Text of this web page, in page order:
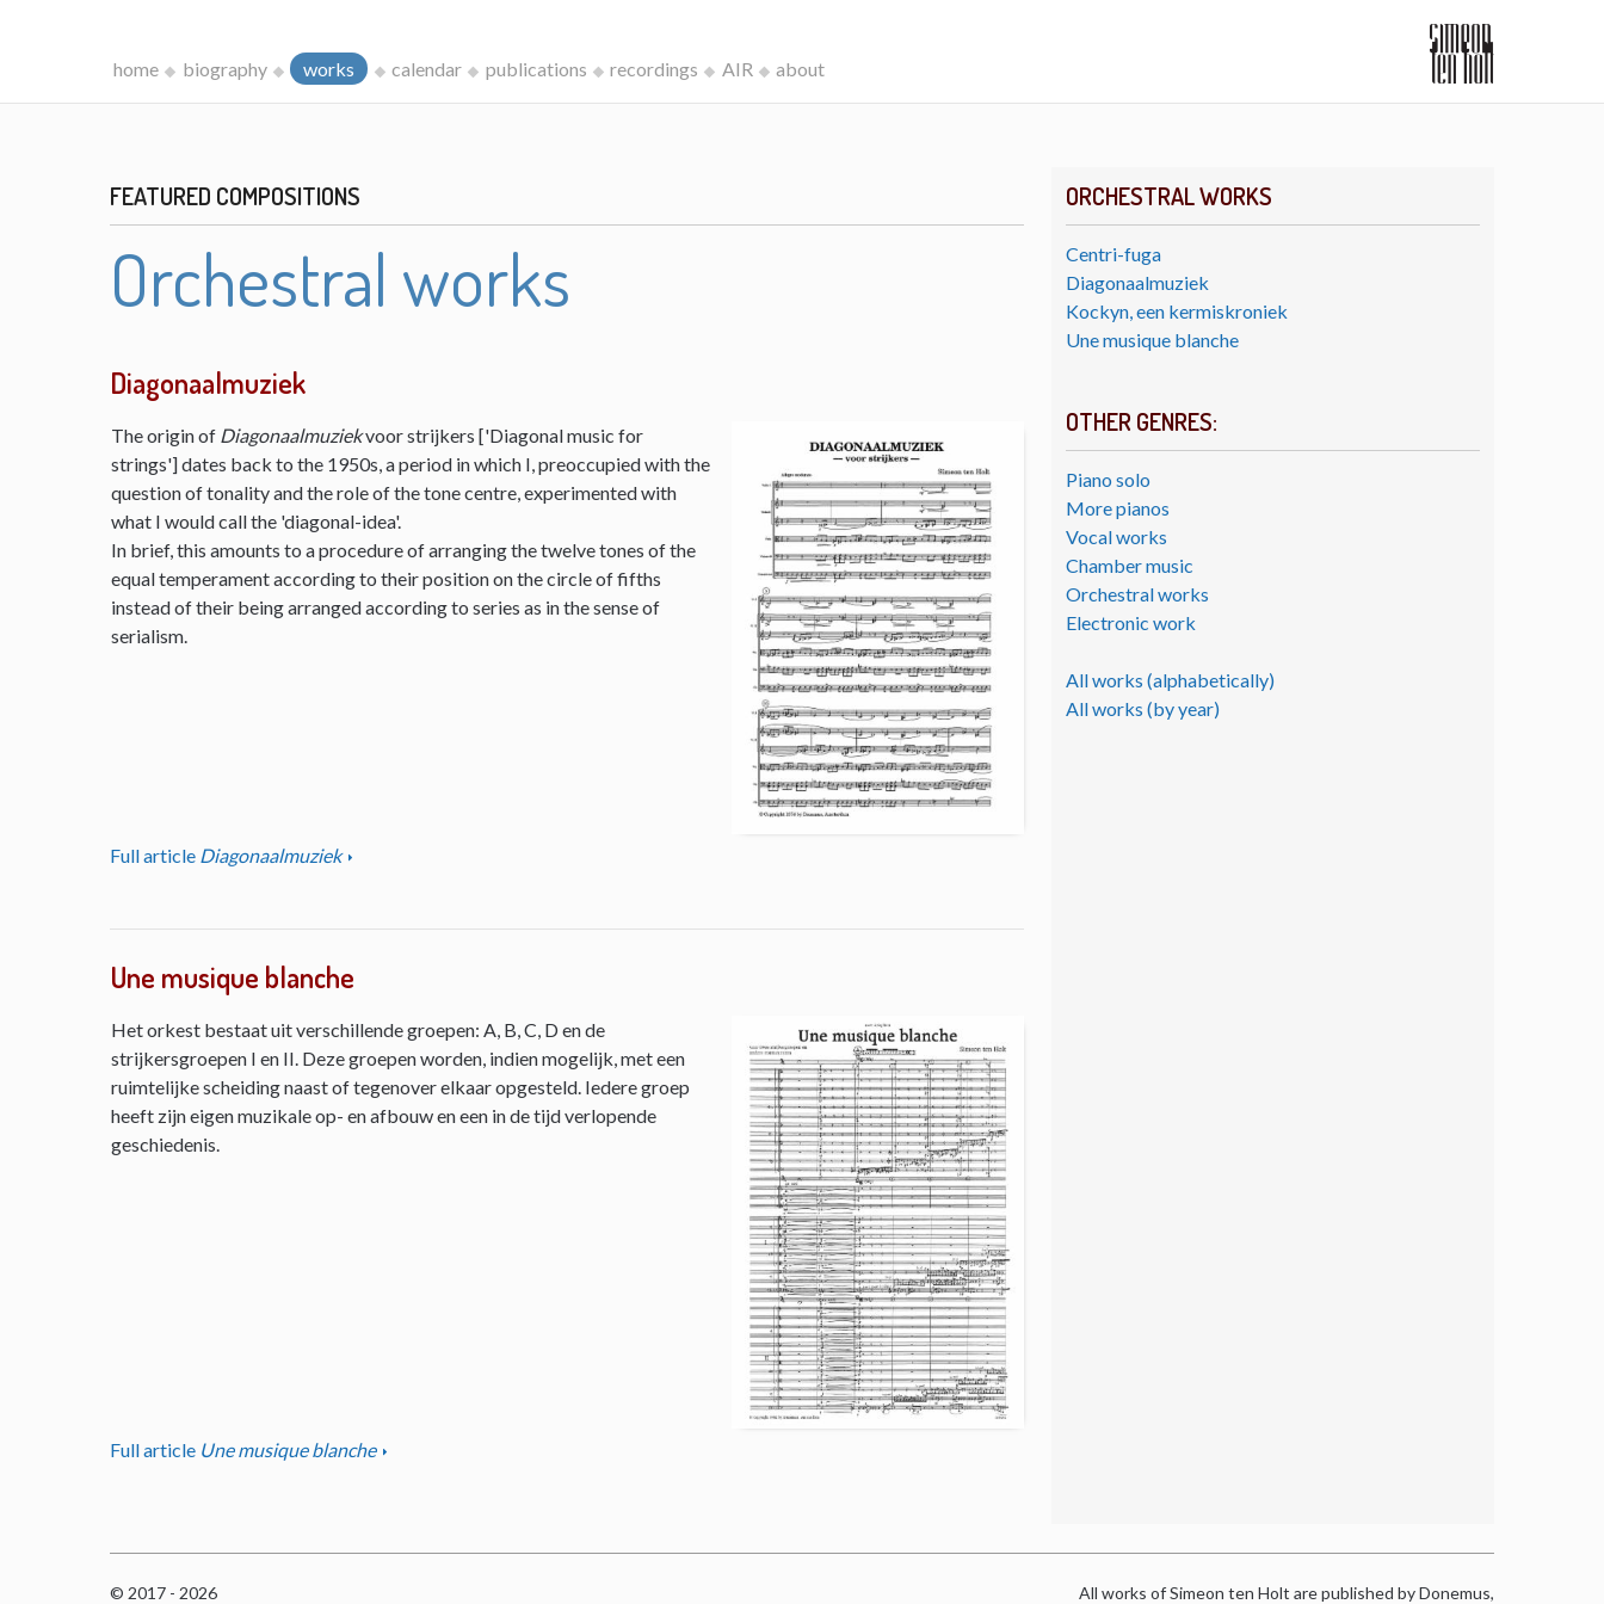
home biography works calendar publications recordings AIR about
ORCHESTRAL WORKS
Centri-fuga
Diagonaalmuziek
Kockyn, een kermiskroniek
Une musique blanche
OTHER GENRES:
Piano solo
More pianos
Vocal works
Chamber music
Orchestral works
Electronic work
All works (alphabetically)
All works (by year)
FEATURED COMPOSITIONS
Orchestral works
Diagonaalmuziek
The origin of Diagonaalmuziekvoor strijkers ['Diagonal music for
strings'] dates back to the 1950s, a period in which I, preoccupied with the
question of tonality and the role of the tone centre, experimented with
what I would call the 'diagonal-idea'.
In brief, this amounts to a procedure of arranging the twelve tones of the
equal temperament according to their position on the circle of fifths
instead of their being arranged according to series as in the sense of
serialism.
Full article Diagonaalmuziek
Une musique blanche
Het orkest bestaat uit verschillende groepen: A, B, C, D en de
strijkersgroepen I en II. Deze groepen worden, indien mogelijk, met een
ruimtelijke scheiding naast of tegenover elkaar opgesteld. Iedere groep
heeft zijn eigen muzikale op- en afbouw en een in de tijd verlopende
geschiedenis.
Full article Une musique blanche
© 2017 - 2026 All works of Simeon ten Holt are published by Donemus,